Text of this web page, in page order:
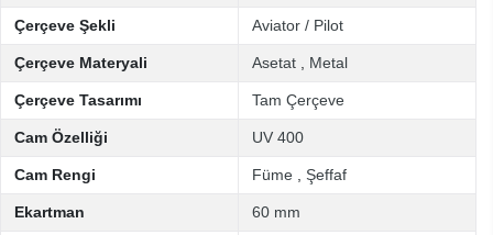
Çerçeve Şekli Aviator / Pilot
Çerçeve Materyali Asetat Metal
Çerçeve Tasarımı Tam Çerçeve
Cam Özelliği UV 400
Cam Rengi Füme Şeffaf
Ekartman 60 mm